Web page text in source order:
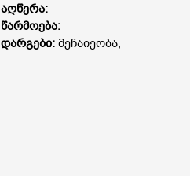
აღწერა:
წარმოება:
დარგები: მეჩაიეობა,